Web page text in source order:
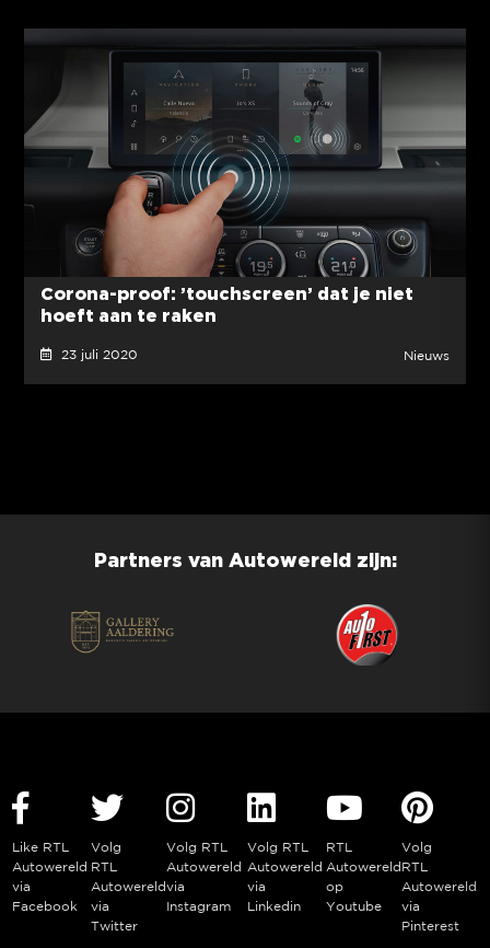
Corona-proof: ’touchscreen’ dat je niet
hoeft aan te raken
23 juli 2020 Nieuws
Partners van Autowereld zijn:
Like RTL
Autowereld
via
Facebook
Volg
RTL
Autowereld
via
Twitter
Volg RTL
Autowereld
via
Instagram
Volg RTL
Autowereld
via
Linkedin
RTL
Autowereld
op
Youtube
Volg
RTL
Autowereld
via
Pinterest